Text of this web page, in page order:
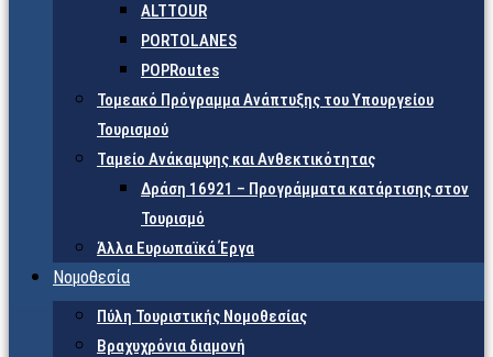
ALTTOUR
PORTOLANES
POPRoutes
Τομεακό Πρόγραμμα Ανάπτυξης του Υπουργείου
Τουρισμού
Ταμείο Ανάκαμψης και Ανθεκτικότητας
Δράση 16921 – Προγράμματα κατάρτισης στον
Τουρισμό
Άλλα Ευρωπαϊκά Έργα
Νομοθεσία
Πύλη Τουριστικής Νομοθεσίας
Βραχυχρόνια διαμονή